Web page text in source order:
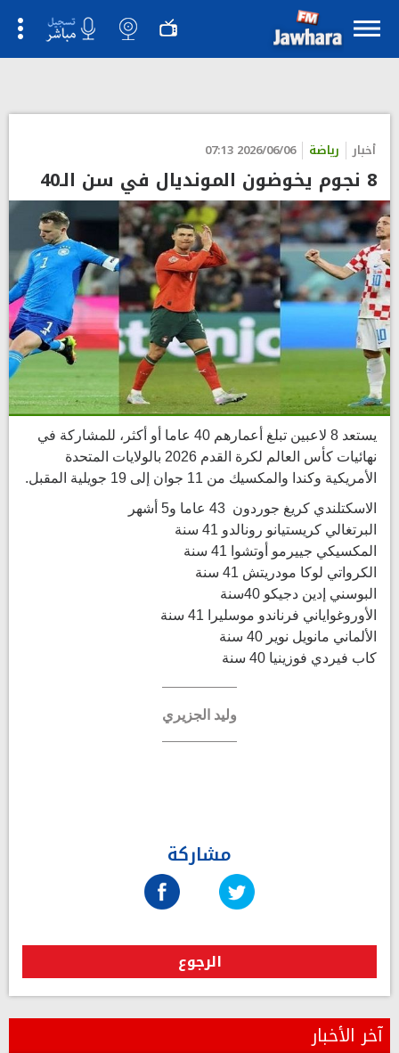
أخبار رياضة 2026/06/06 07:13
8 نجوم يخوضون المونديال في سن الـ40
يستعد 8 لاعبين تبلغ أعمارهم 40 عاما أو أكثر، للمشاركة في
نهائيات كأس العالم لكرة القدم 2026 بالولايات المتحدة
الأمريكية وكندا والمكسيك من 11 جوان إلى 19 جويلية المقبل.
الاسكتلندي كريغ جوردون 43 عاما و5 أشهر
البرتغالي كريستيانو رونالدو 41 سنة
المكسيكي جييرمو أوتشوا 41 سنة
الكرواتي لوكا مودريتش 41 سنة
البوسني إدين دجيكو 40سنة
الأوروغواياني فرناندو موسليرا 41 سنة
الألماني مانويل نوير 40 سنة
كاب فيردي فوزينيا 40 سنة
وليد الجزيري
مشاركة
الرجوع
آخر الأخبار